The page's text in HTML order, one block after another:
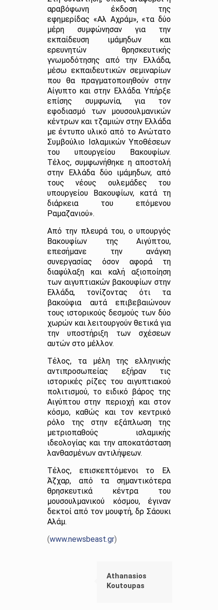
αραβόφωνη έκδοση της
εφημερίδας «Αλ Αχράμ», «τα δύο
μέρη συμφώνησαν για την
εκπαίδευση ιμάμηδων και
ερευνητών θρησκευτικής
γνωμοδότησης από την Ελλάδα,
μέσω εκπαιδευτικών σεμιναρίων
που θα πραγματοποιηθούν στην
Αίγυπτο και στην Ελλάδα. Υπήρξε
επίσης συμφωνία, για τον
εφοδιασμό των μουσουλμανικών
κέντρων και τζαμιών στην Ελλάδα
με έντυπο υλικό από το Ανώτατο
Συμβούλιο Ισλαμικών Υποθέσεων
του υπουργείου Βακουφίων.
Τέλος, συμφωνήθηκε η αποστολή
στην Ελλάδα δύο ιμάμηδων, από
τους νέους ουλεμάδες του
υπουργείου Βακουφίων, κατά τη
διάρκεια του επόμενου
Ραμαζανιού».
Από την πλευρά του, ο υπουργός
Βακουφίων της Αιγύπτου,
επεσήμανε την ανάγκη
συνεργασίας όσον αφορά τη
διαφύλαξη και καλή αξιοποίηση
των αιγυπτιακών βακουφίων στην
Ελλάδα, τονίζοντας ότι τα
βακούφια αυτά επιβεβαιώνουν
τους ιστορικούς δεσμούς των δύο
χωρών και λειτουργούν θετικά για
την υποστήριξη των σχέσεων
αυτών στο μέλλον.
Τέλος, τα μέλη της ελληνικής
αντιπροσωπείας εξήραν τις
ιστορικές ρίζες του αιγυπτιακού
πολιτισμού, το ειδικό βάρος της
Αιγύπτου στην περιοχή και στον
κόσμο, καθώς και τον κεντρικό
ρόλο της στην εξάπλωση της
μετριοπαθούς ισλαμικής
ιδεολογίας και την αποκατάσταση
λανθασμένων αντιλήψεων.
Τέλος, επισκεπτόμενοι το Ελ
Άζχαρ, από τα σημαντικότερα
θρησκευτικά κέντρα του
μουσουλμανικού κόσμου, έγιναν
δεκτοί από τον μουφτή, δρ Σάουκι
Αλάμ.
(www.newsbeast.gr)
Athanasios
Koutoupas